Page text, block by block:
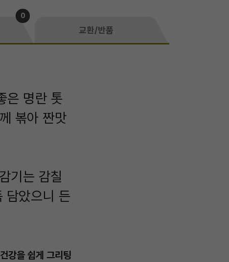
0
교환/반품
은 명란 톳
볶아 짠맛
기는 감칠
담았으니 든
건강을 쉽게 그리팅